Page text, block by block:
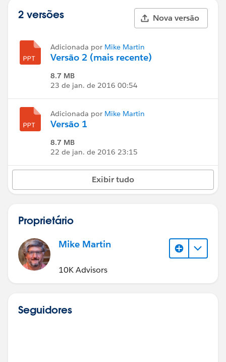
2 versões Nova versão
Adicionada por Mike Martin
Versão 2 (mais recente)
8.7 MB
23 de jan. de 2016 00:54
Adicionada por Mike Martin
Versão 1
8.7 MB
22 de jan. de 2016 23:15
Exibir tudo
Proprietário
Mike Martin
10K Advisors
Seguidores